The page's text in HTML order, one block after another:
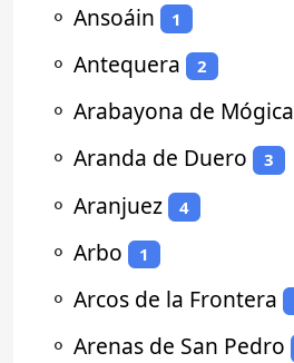
⚬ Ansoáin 1
⚬ Antequera 2
⚬ Arabayona de Mógica
⚬ Aranda de Duero 3
⚬ Aranjuez 4
⚬ Arbo 1
⚬ Arcos de la Frontera
⚬ Arenas de San Pedro